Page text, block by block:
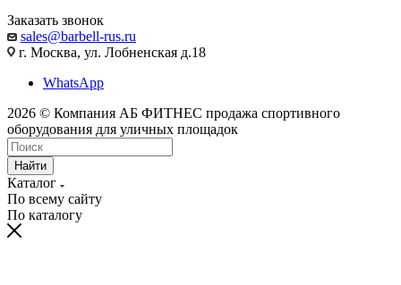
Заказать звонок
sales@barbell-rus.ru
г. Москва, ул. Лобненская д.18
WhatsApp
2026 © Компания АБ ФИТНЕС продажа спортивного
оборудования для уличных площадок
Найти
Каталог
По всему сайту
По каталогу